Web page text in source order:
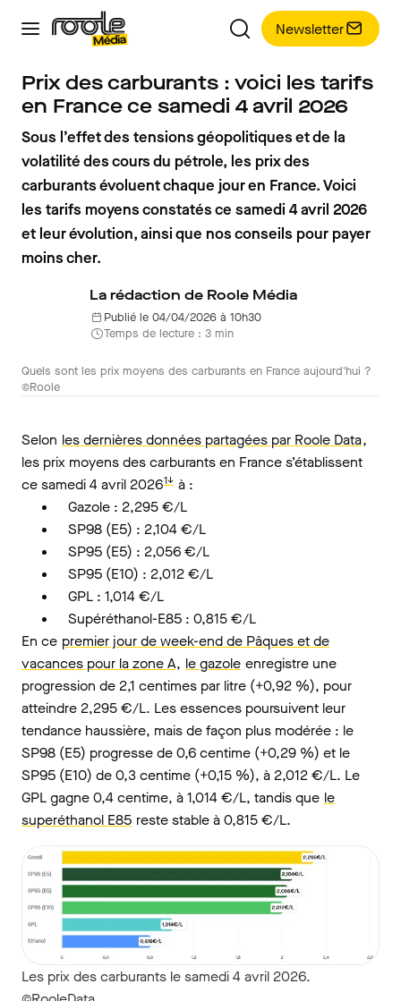
Newsletter
Prix des carburants : voici les tarifs
en France ce samedi 4 avril 2026
Sous l’effet des tensions géopolitiques et de la
volatilité des cours du pétrole, les prix des
carburants évoluent chaque jour en France. Voici
les tarifs moyens constatés ce samedi 4 avril 2026
et leur évolution, ainsi que nos conseils pour payer
moins cher.
La rédaction de Roole Média
Publié le 04/04/2026 à 10h30
Temps de lecture : 3 min
Quels sont les prix moyens des carburants en France aujourd'hui ?
©Roole
Selon les dernières données partagées par Roole Data,
les prix moyens des carburants en France s’établissent
ce samedi 4 avril 20261↓ à :
Gazole : 2,295 €/L
SP98 (E5) : 2,104 €/L
SP95 (E5) : 2,056 €/L
SP95 (E10) : 2,012 €/L
GPL : 1,014 €/L
Supéréthanol-E85 : 0,815 €/L
En ce premier jour de week-end de Pâques et de
vacances pour la zone A, le gazole enregistre une
progression de 2,1 centimes par litre (+0,92 %), pour
atteindre 2,295 €/L. Les essences poursuivent leur
tendance haussière, mais de façon plus modérée : le
SP98 (E5) progresse de 0,6 centime (+0,29 %) et le
SP95 (E10) de 0,3 centime (+0,15 %), à 2,012 €/L. Le
GPL gagne 0,4 centime, à 1,014 €/L, tandis que le
superéthanol E85 reste stable à 0,815 €/L.
Les prix des carburants le samedi 4 avril 2026.